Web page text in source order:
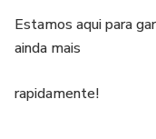
Estamos aqui para
ainda mais
rapidamente!